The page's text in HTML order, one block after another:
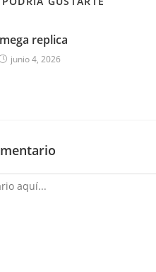
replica
junio 4, 2026